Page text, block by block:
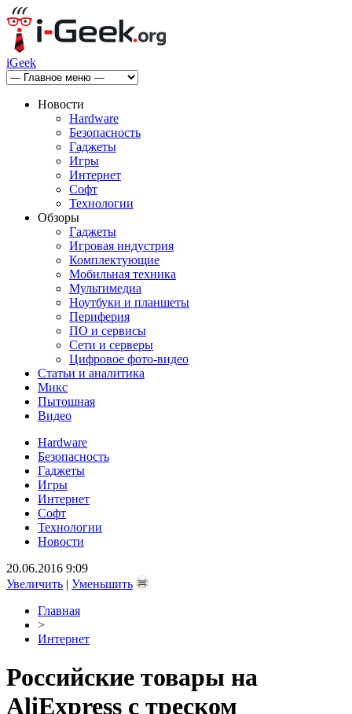
iGeek
Новости
Hardware
Безопасность
Гаджеты
Игры
Интернет
Софт
Технологии
Обзоры
Гаджеты
Игровая индустрия
Комплектующие
Мобильная техника
Мультимедиа
Ноутбуки и планшеты
Периферия
ПО и сервисы
Сети и серверы
Цифровое фото-видео
Статьи и аналитика
Микс
Пытошная
Видео
Hardware
Безопасность
Гаджеты
Игры
Интернет
Софт
Технологии
Новости
20.06.2016 9:09
Увеличить | Уменьшить
Главная
>
Интернет
Российские товары на
AliExpress с треском